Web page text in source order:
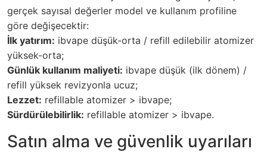
gerçek sayısal değerler model ve kullanım profiline
göre değişecektir:
İlk yatırım: ibvape düşük-orta / refill edilebilir atomizer
yüksek-orta;
Günlük kullanım maliyeti: ibvape düşük (ilk dönem) /
refill yüksek revizyonla ucuz;
Lezzet: refillable atomizer > ibvape;
Sürdürülebilirlik: refillable atomizer > ibvape.
Satın alma ve güvenlik uyarıları